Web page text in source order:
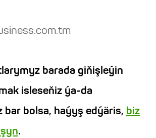
barada giňişleýin
isleseňiz ýa-da
bar bolsa, haýyş edýäris, biz
.